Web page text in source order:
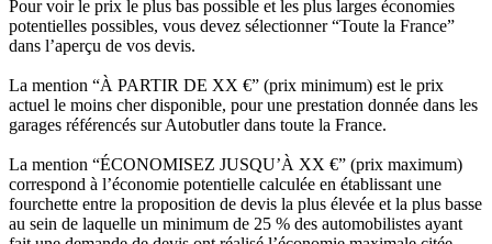
Pour voir le prix le plus bas possible et les plus larges économies
potentielles possibles, vous devez sélectionner “Toute la France”
dans l’aperçu de vos devis.
La mention “À PARTIR DE XX €” (prix minimum) est le prix
actuel le moins cher disponible, pour une prestation donnée dans les
garages référencés sur Autobutler dans toute la France.
La mention “ÉCONOMISEZ JUSQU’À XX €” (prix maximum)
correspond à l’économie potentielle calculée en établissant une
fourchette entre la proposition de devis la plus élevée et la plus basse
au sein de laquelle un minimum de 25 % des automobilistes ayant